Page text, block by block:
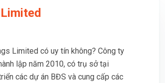
Limited có uy tín không? Công ty
lập năm 2010, có trụ sở tại
các dự án BĐS và cung cấp các